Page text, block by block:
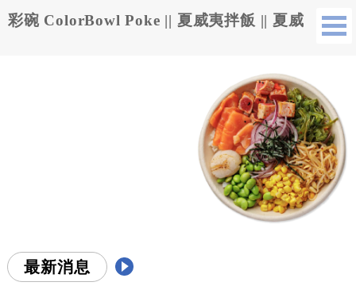
彩碗 ColorBowl Poke || 夏威夷拌飯 || 夏威
最新消息